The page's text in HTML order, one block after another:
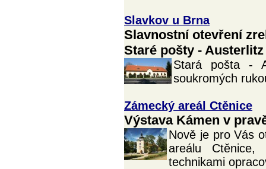
Slavkov u Brna
Slavnostní otevření
Staré pošty - Austerlitz
Stará pošta -
soukromých
Zámecký areál Ctěnice
Výstava Kámen v
Nově je pro Vás
areálu
technikami